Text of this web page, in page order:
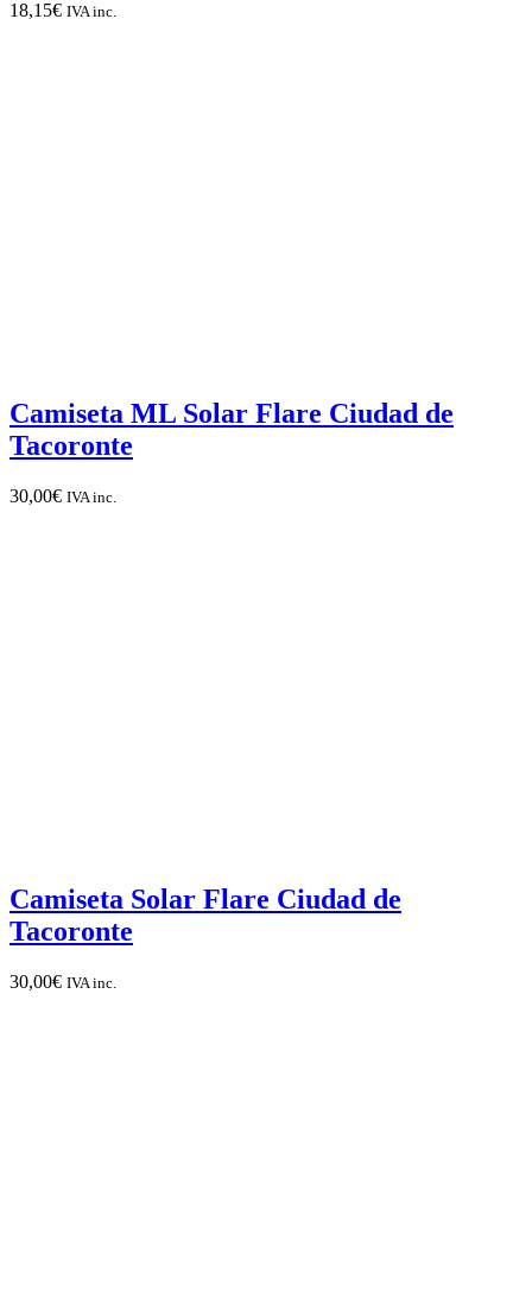
18,15€ IVA inc.
Camiseta ML Solar Flare Ciudad de
Tacoronte
30,00€ IVA inc.
Camiseta Solar Flare Ciudad de
Tacoronte
30,00€ IVA inc.